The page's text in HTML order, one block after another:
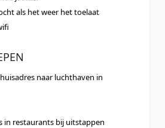
als het weer het toelaat
naar luchthaven in
in restaurants bij uitstappen